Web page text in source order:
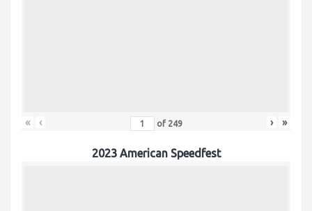
« ‹ of 249 › »
2023 American Speedfest